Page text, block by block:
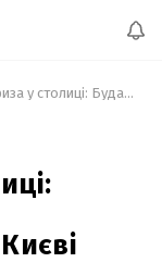
Паливна криза у столиці: Буданов розповів, чи очікувати дефіциту у Києві